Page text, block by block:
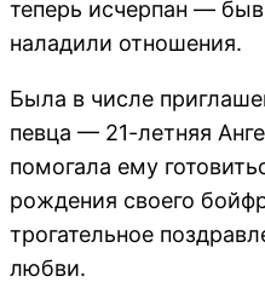
теперь исчерпан —
наладили отношения.
Была в числе
певца — 21-летняя
помогала ему
рождения своего
трогательное
любви.